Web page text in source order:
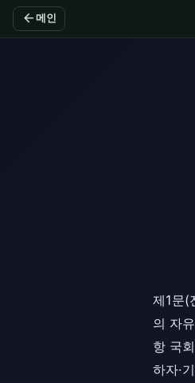
arrow_back 메인
제1문(
의 자
항 국
하자·